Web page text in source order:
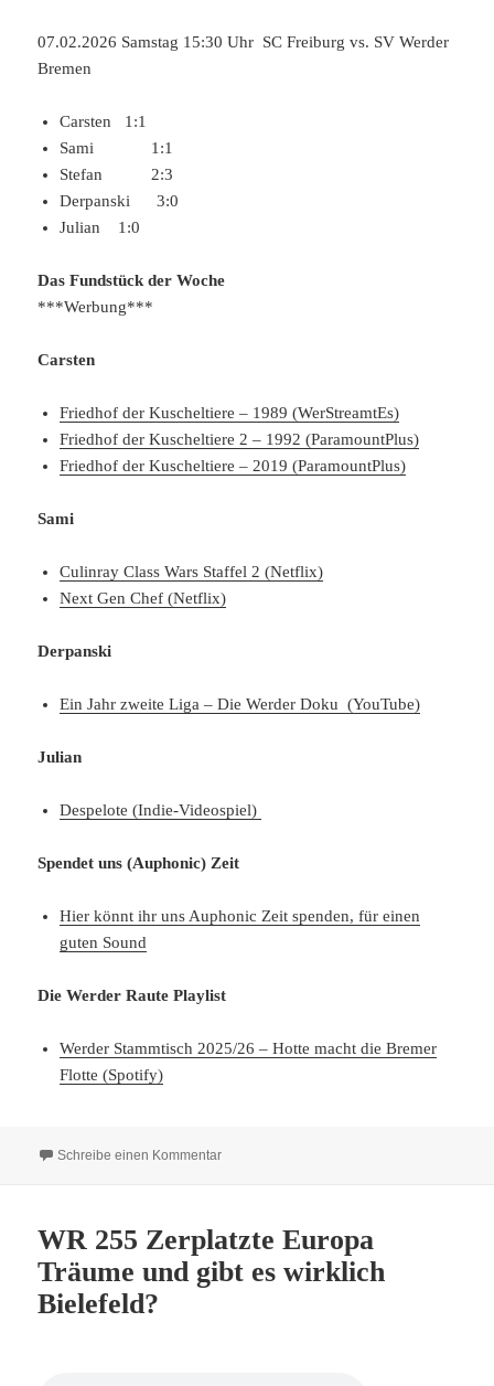
07.02.2026 Samstag 15:30 Uhr SC Freiburg vs. SV Werder
Bremen
Carsten 1:1
Sami 1:1
Stefan 2:3
Derpanski 3:0
Julian 1:0
Das Fundstück der Woche
***Werbung***
Carsten
Friedhof der Kuscheltiere – 1989 (WerStreamtEs)
Friedhof der Kuscheltiere 2 – 1992 (ParamountPlus)
Friedhof der Kuscheltiere – 2019 (ParamountPlus)
Sami
Culinray Class Wars Staffel 2 (Netflix)
Next Gen Chef (Netflix)
Derpanski
Ein Jahr zweite Liga – Die Werder Doku (YouTube)
Julian
Despelote (Indie-Videospiel)
Spendet uns (Auphonic) Zeit
Hier könnt ihr uns Auphonic Zeit spenden, für einen
guten Sound
Die Werder Raute Playlist
Werder Stammtisch 2025/26 – Hotte macht die Bremer
Flotte (Spotify)
Schreibe einen Kommentarzu WR 288 Grün-Weiß ist die Hoffnung
WR 255 Zerplatzte Europa
Träume und gibt es wirklich
Bielefeld?